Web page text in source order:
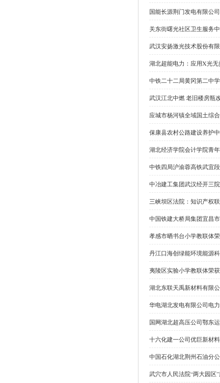
国能长源荆门发电有限公
关东街曙光社区卫生服务
武汉安扬激光技术股份有
湖北超能电力：应用X光
中铁二十二局黄冈第二中
武汉江北中燃 老旧楼房瓶
应城市杨河镇全域国土综
保康县农村公路建设养护
湖北经济学院会计学院青
中铁四局沪渝蓉高铁武宜
中冶建工集团武汉经开三
三峡坝区法院：知识产权
中国铁建大桥局集团宜昌
孝感市晒书台小学教联体
丹江口海创绿能环境能源
夷陵区实验小学教联体荣
湖北东联天禹新材料有限
华电湖北发电有限公司电
国网湖北超高压公司鄂东
十六化建一公司优巨新材
中国石化湖北荆州石油分
武穴市人民法院“两大园区